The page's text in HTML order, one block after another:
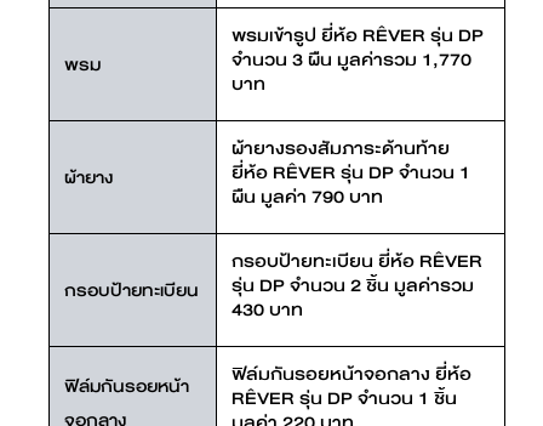
พรม
พรมเข้ารูป ยี่ห้อ RÊVER รุ่น DP
จำนวน 3 ผืน มูลค่ารวม 1,770
บาท
ผ้ายาง
ผ้ายางรองสัมภาระด้านท้าย
ยี่ห้อ RÊVER รุ่น DP จำนวน 1
ผืน มูลค่า 790 บาท
กรอบป้ายทะเบียน
กรอบป้ายทะเบียน ยี่ห้อ RÊVER
รุ่น DP จำนวน 2 ชิ้น มูลค่ารวม
430 บาท
ฟิล์มกันรอยหน้า
จอกลาง
ฟิล์มกันรอยหน้าจอกลาง ยี่ห้อ
RÊVER รุ่น DP จำนวน 1 ชิ้น